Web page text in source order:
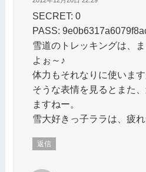
SECRET: 0
PASS:
雪道のトレッキングは、
よぉ～♪
体力もそれなりに使いま
そうな表情を見るとまた
ますねー。
雪大好きっ子ララは、疲
返信